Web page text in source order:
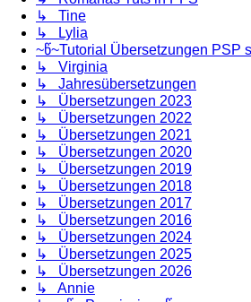
↳ Tine
↳ Lylia
~წ~Tutorial Übersetzungen PSP
↳ Virginia
↳ Jahresübersetzungen
↳ Übersetzungen 2023
↳ Übersetzungen 2022
↳ Übersetzungen 2021
↳ Übersetzungen 2020
↳ Übersetzungen 2019
↳ Übersetzungen 2018
↳ Übersetzungen 2017
↳ Übersetzungen 2016
↳ Übersetzungen 2024
↳ Übersetzungen 2025
↳ Übersetzungen 2026
↳ Annie